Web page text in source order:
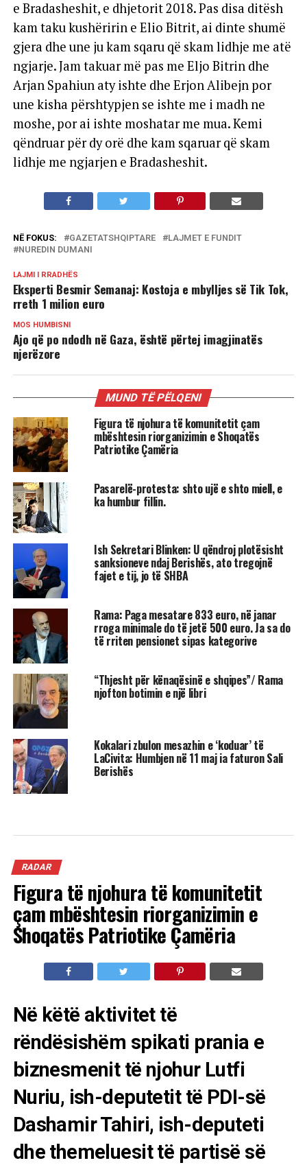
e Bradasheshit, e dhjetorit 2018. Pas disa ditësh
kam taku kushëririn e Elio Bitrit, ai dinte shumë
gjera dhe une ju kam sqaru që skam lidhje me atë
ngjarje. Jam takuar më pas me Eljo Bitrin dhe
Arjan Spahiun aty ishte dhe Erjon Alibejn por
une kisha përshtypjen se ishte me i madh ne
moshe, por ai ishte moshatar me mua. Kemi
qëndruar për dy orë dhe kam sqaruar që skam
lidhje me ngjarjen e Bradasheshit.
NË FOKUS: GAZETATSHQIPTARE
LAJMET E FUNDIT
NUREDIN DUMANI
LAJMI I RRADHËS
Eksperti Besmir Semanaj: Kostoja e mbylljes së Tik Tok,
rreth 1 milion euro
MOS HUMBISNI
Ajo që po ndodh në Gaza, është përtej imagjinatës
njerëzore
MUND TË PËLQENI
Figura të njohura të komunitetit çam
mbështesin riorganizimin e Shoqatës
Patriotike Çamëria
Pasarelë-protesta: shto ujë e shto miell, e
ka humbur fillin.
Ish Sekretari Blinken: U qëndroj plotësisht
sanksioneve ndaj Berishës, ato tregojnë
fajet e tij, jo të SHBA
Rama: Paga mesatare 833 euro, në janar
rroga minimale do të jetë 500 euro. Ja sa do
të rriten pensionet sipas kategorive
“Thjesht për kënaqësinë e shqipes”/ Rama
njofton botimin e një libri
Kokalari zbulon mesazhin e ‘koduar’ të
LaCivita: Humbjen në 11 maj ia faturon Sali
Berishës
RADAR
Figura të njohura të komunitetit
çam mbështesin riorganizimin e
Shoqatës Patriotike Çamëria
Në këtë aktivitet të
rëndësishëm spikati prania e
biznesmenit të njohur Lutfi
Nuriu, ish-deputetit të PDI-së
Dashamir Tahiri, ish-deputeti
dhe themeluesit të partisë së